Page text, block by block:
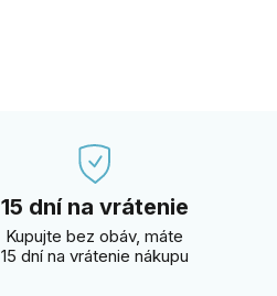
15 dní na vrátenie
Kupujte bez obáv, máte
15 dní na vrátenie nákupu